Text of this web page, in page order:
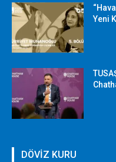
Yeni
DÖVİZ KURU